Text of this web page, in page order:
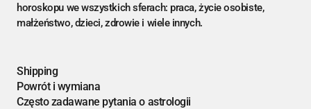
horoskopu we wszystkich sferach: praca, życie osobiste,
małżeństwo, dzieci, zdrowie i wiele innych.
Shipping
Powrót i wymiana
Często zadawane pytania o astrologii